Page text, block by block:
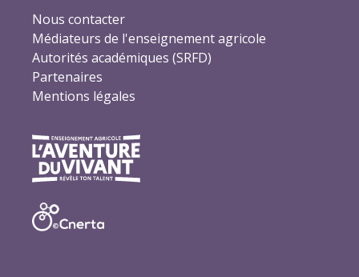
Nous contacter
Médiateurs de l'enseignement agricole
Autorités académiques (SRFD)
Partenaires
Mentions légales